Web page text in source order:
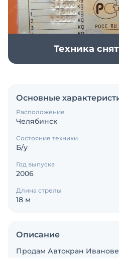
Техника
Основные
Расположение
Челябинск
Состояние техники
Б/у
Год выпуска
2006
Длина стрелы
18 м
Описание
Продам Автокран